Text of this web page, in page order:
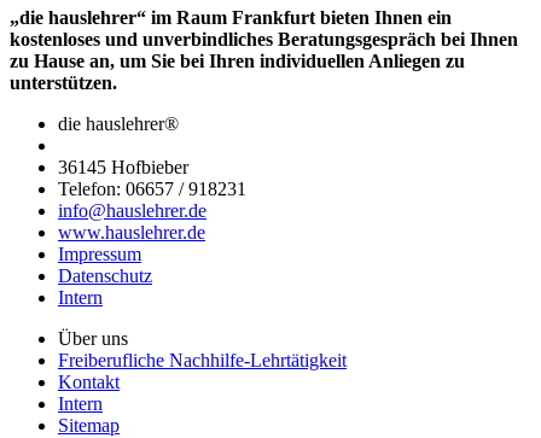
„die hauslehrer“ im Raum Frankfurt bieten Ihnen ein
kostenloses und unverbindliches Beratungsgespräch bei Ihnen
zu Hause an, um Sie bei Ihren individuellen Anliegen zu
unterstützen.
die hauslehrer®
36145 Hofbieber
Telefon: 06657 / 918231
info@hauslehrer.de
www.hauslehrer.de
Impressum
Datenschutz
Intern
Über uns
Freiberufliche Nachhilfe-Lehrtätigkeit
Kontakt
Intern
Sitemap